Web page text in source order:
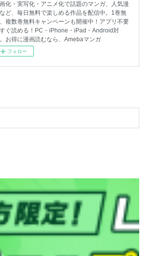
化・実写化・アニメ化で話題のマンガ、人気漫
ど、毎日無料で楽しめる作品を配信中。1巻無
複数巻無料キャンペーンも開催中！アプリ不要
ぐ読める！PC・iPhone・iPad・Android対
お得に漫画読むなら、Amebaマンガ
フォロー